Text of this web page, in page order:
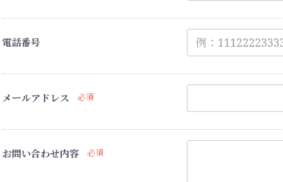
電話番号
メールアドレス 必須
お問い合わせ内容 必須